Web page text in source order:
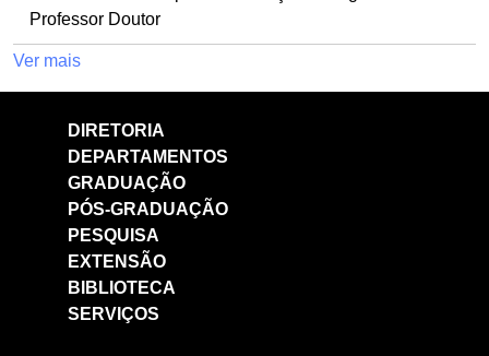
Professor Doutor
Ver mais
DIRETORIA
DEPARTAMENTOS
GRADUAÇÃO
PÓS-GRADUAÇÃO
PESQUISA
EXTENSÃO
BIBLIOTECA
SERVIÇOS